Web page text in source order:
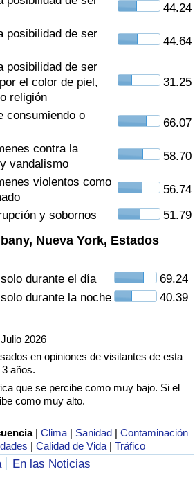
44.24
posibilidad de ser
44.64
posibilidad de ser
el color de piel,
religión
31.25
consumiendo o
66.07
contra la
vandalismo
58.70
violentos como
56.74
y sobornos
51.79
Nueva York, Estados
durante el día
69.24
durante la noche
40.39
2026
en opiniones de visitantes de esta
años.
que se percibe como muy bajo. Si el
como muy alto.
|Clima | Sanidad |Contaminación
|Calidad de Vida |Tráfico
En las Noticias
País
(Actual)
por País
País